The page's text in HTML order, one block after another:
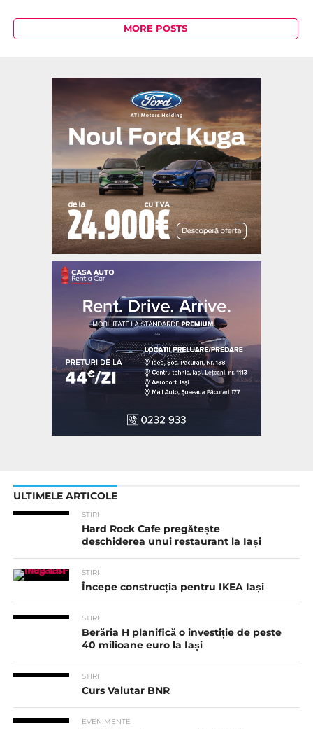
MORE POSTS
ULTIMELE ARTICOLE
STIRI
Hard Rock Cafe pregătește
deschiderea unui restaurant la Iași
STIRI
Începe construcția pentru IKEA Iași
STIRI
Berăria H planifică o investiție de peste
40 milioane euro la Iași
STIRI
Curs Valutar BNR
EVENIMENTE